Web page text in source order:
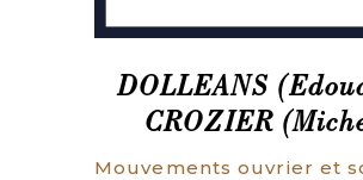
DOLLEANS
CROZIER